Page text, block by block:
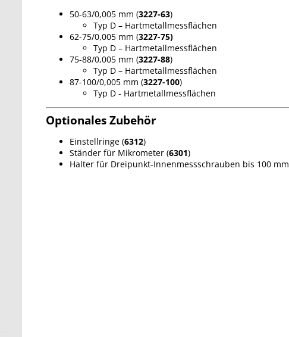
50-63/0,005 mm (3227-63)
Typ D – Hartmetallmessflächen
62-75/0,005 mm (3227-75)
Typ D – Hartmetallmessflächen
75-88/0,005 mm (3227-88)
Typ D – Hartmetallmessflächen
87-100/0,005 mm (3227-100)
Typ D - Hartmetallmessflächen
Optionales Zubehör
Einstellringe (6312)
Ständer für Mikrometer (6301)
Halter für Dreipunkt-Innenmessschrauben bis 100